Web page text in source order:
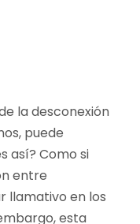
la desconexión
puede
así? Como si
entre
llamativo en los
esta